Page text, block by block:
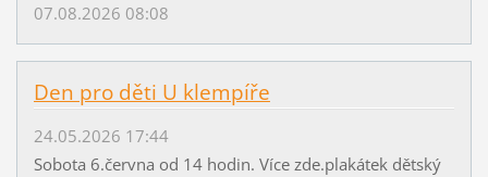
07.08.2026 08:08
Den pro děti U klempíře
24.05.2026 17:44
Sobota 6.června od 14 hodin. Více zde.plakátek dětský